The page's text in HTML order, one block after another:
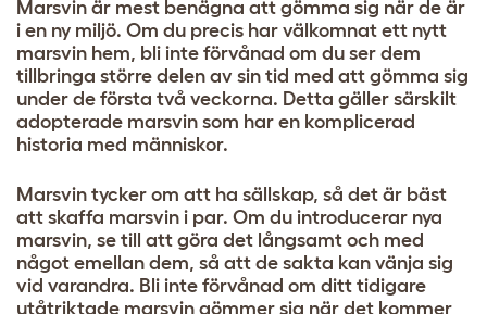
Marsvin är mest benägna att gömma sig när de är
i en ny miljö. Om du precis har välkomnat ett nytt
marsvin hem, bli inte förvånad om du ser dem
tillbringa större delen av sin tid med att gömma sig
under de första två veckorna. Detta gäller särskilt
adopterade marsvin som har en komplicerad
historia med människor.
Marsvin tycker om att ha sällskap, så det är bäst
att skaffa marsvin i par. Om du introducerar nya
marsvin, se till att göra det långsamt och med
något emellan dem, så att de sakta kan vänja sig
vid varandra. Bli inte förvånad om ditt tidigare
utåtriktade marsvin gömmer sig när det kommer